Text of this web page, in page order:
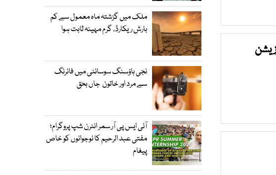
ملک میں گزشتہ ماہ معمول سے کم
بارش ریکارڈ، گرم مہینہ ثابت ہوا
نجی ہاؤسنگ سوسائٹی میں فائرنگ
سے مرد اور خاتون جاں بحق
آئی ایس پی آر سمر انٹرن شپ پروگرام؛
مفتی عبد الرحیم کا نوجوانوں کو خاص
پیغام